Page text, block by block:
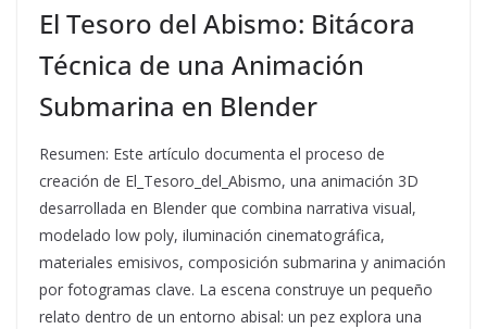
El Tesoro del Abismo: Bitácora
Técnica de una Animación
Submarina en Blender
Resumen: Este artículo documenta el proceso de
creación de El_Tesoro_del_Abismo, una animación 3D
desarrollada en Blender que combina narrativa visual,
modelado low poly, iluminación cinematográfica,
materiales emisivos, composición submarina y animación
por fotogramas clave. La escena construye un pequeño
relato dentro de un entorno abisal: un pez explora una